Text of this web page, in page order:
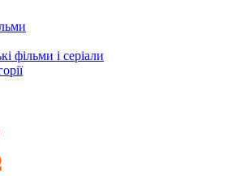
фільми і серіали